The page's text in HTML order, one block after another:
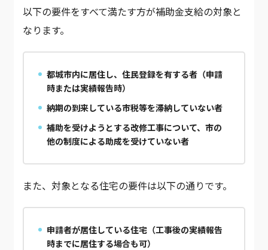
以下の要件をすべて満たす方が補助金支給の対象と
なります。
都城市内に居住し、住民登録を有する者（申請
時または実績報告時）
納期の到来している市税等を滞納していない者
補助を受けようとする改修工事について、市の
他の制度による助成を受けていない者
また、対象となる住宅の要件は以下の通りです。
申請者が居住している住宅（工事後の実績報告
時までに居住する場合も可）